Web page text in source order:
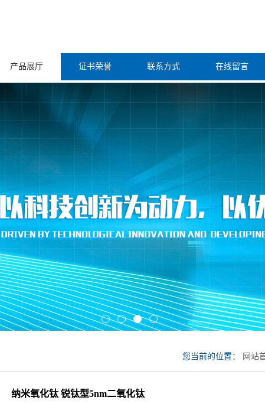
产品展厅 证书荣誉 联系方式 在线留言
您当前的位置： 网站
纳米氧化钛 锐钛型5nm二氧化钛